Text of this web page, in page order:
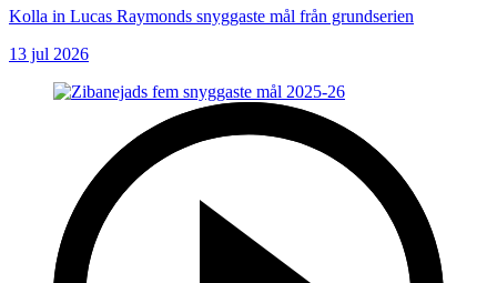
Kolla in Lucas Raymonds snyggaste mål från grundserien
13 jul 2026